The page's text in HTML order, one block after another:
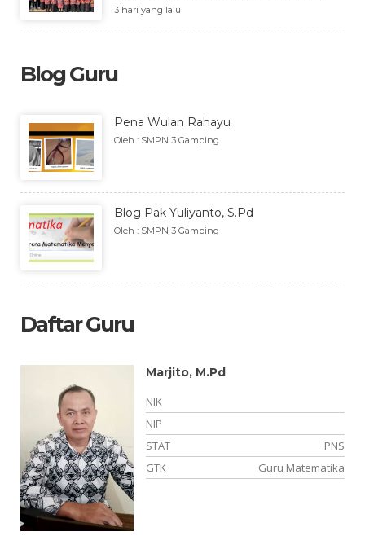
3 hari yang lalu
Blog Guru
Pena Wulan Rahayu
Oleh : SMPN 3 Gamping
Blog Pak Yuliyanto, S.Pd
Oleh : SMPN 3 Gamping
Daftar Guru
Marjito, M.Pd
NIK
NIP
STAT
PNS
GTK
Guru Matematika